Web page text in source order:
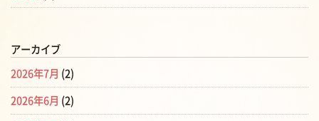
アーカイブ
2026年7月 (2)
2026年6月 (2)